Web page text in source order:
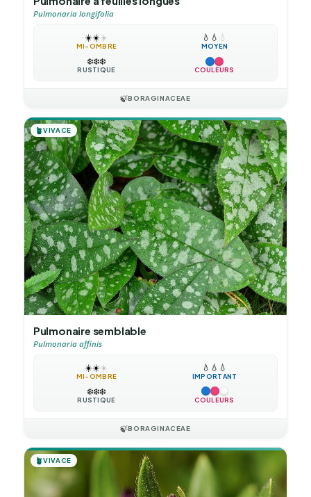
Pulmonaria longifolia
☀️☀️☀️
MI-OMBRE
💧 💧 💧
MOYEN
❄️❄️❄️
RUSTIQUE COULEURS
🍃BORAGINACEAE
🪴VIVACE
Pulmonaire semblable
Pulmonaria affinis
☀️☀️☀️
MI-OMBRE
💧 💧 💧
IMPORTANT
❄️❄️❄️
RUSTIQUE COULEURS
🍃BORAGINACEAE
🪴VIVACE